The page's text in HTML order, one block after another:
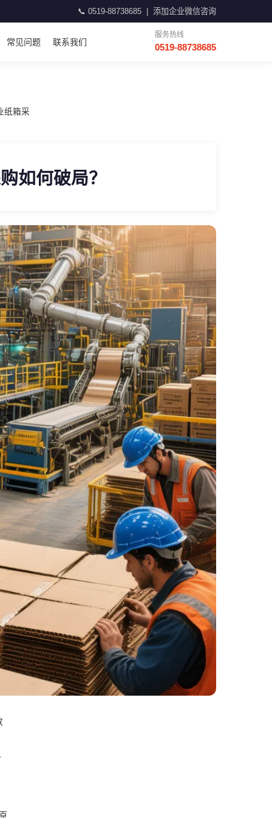
📞 0519-88738685 添加企业微信咨询
常见问题 联系我们
服务热线
0519-88738685
纸箱采
如何破局？